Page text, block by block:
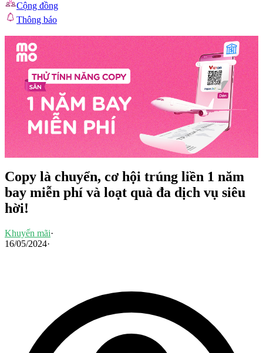
Cộng đồng
Thông báo
Copy là chuyển, cơ hội trúng liền 1 năm
bay miễn phí và loạt quà đa dịch vụ siêu
hời!
Khuyến mãi·
16/05/2024·